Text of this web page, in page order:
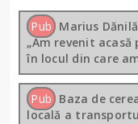
Pub Marius
„Am revenit
în locul din care
Pub Baza de
locală a